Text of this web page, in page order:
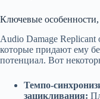
Ключевые
Audio Damage
которые придают ему
потенциал. Вот
Темпо-
зацикливания: